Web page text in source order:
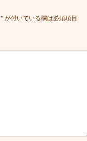
* が付いている欄は必須項目